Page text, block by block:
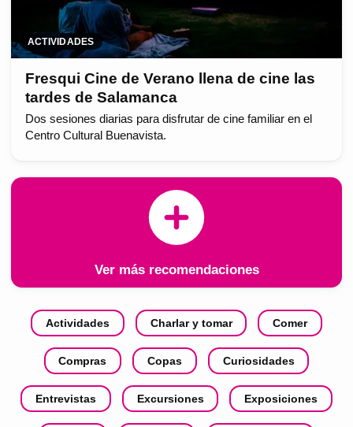
ACTIVIDADES
Fresqui Cine de Verano llena de cine las
tardes de Salamanca
Dos sesiones diarias para disfrutar de cine familiar en el
Centro Cultural Buenavista.
Ver más recomendaciones
Actividades Charlar y tomar Comer
Compras Copas Curiosidades
Entrevistas Excursiones Exposiciones